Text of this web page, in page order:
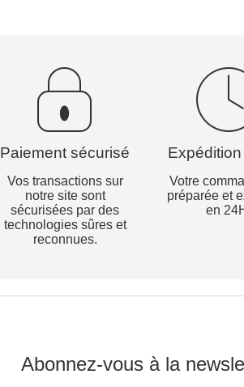
Paiement sécurisé
Vos transactions sur
notre site sont
sécurisées par des
technologies sûres et
reconnues.
Votre
préparée et
en
Abonnez-vous à la